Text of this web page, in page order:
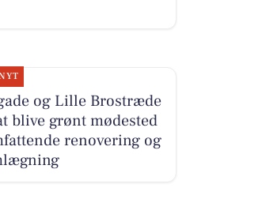
og Lille Brostræde
blive grønt mødested
renovering og